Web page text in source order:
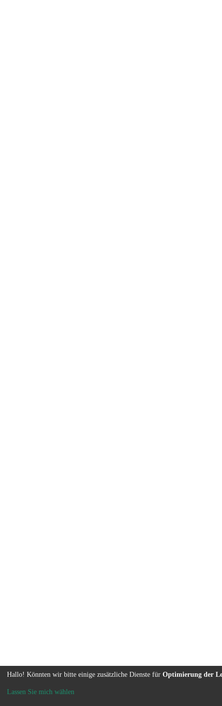
Hallo! Könnten wir bitte einige zusätzliche Dienste für Optimierung der
Lassen Sie mich wählen